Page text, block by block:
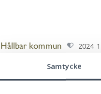
Samtycke
Hållbar kommun 2024-
Ett Öland fritt från
Mörbylånga kommun